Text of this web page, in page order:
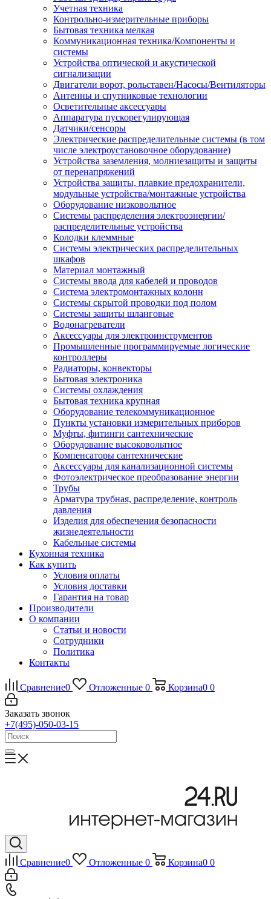
Учетная техника
Контрольно-измерительные приборы
Бытовая техника мелкая
Коммуникационная техника/Компоненты и
системы
Устройства оптической и акустической
сигнализации
Двигатели ворот, рольставен/Насосы/Вентиляторы
Антенны и спутниковые технологии
Осветительные аксессуары
Аппаратура пускорегулирующая
Датчики/сенсоры
Электрические распределительные системы (в том
числе электроустановочное оборудование)
Устройства заземления, молниезащиты и защиты
от перенапряжений
Устройства защиты, плавкие предохранители,
модульные устройства/монтажные устройства
Оборудование низковольтное
Системы распределения электроэнергии/
распределительные устройства
Колодки клеммные
Системы электрических распределительных
шкафов
Материал монтажный
Системы ввода для кабелей и проводов
Система электромонтажных колонн
Системы скрытой проводки под полом
Системы защиты шланговые
Водонагреватели
Аксессуары для электроинструментов
Промышленные программируемые логические
контроллеры
Радиаторы, конвекторы
Бытовая электроника
Системы охлаждения
Бытовая техника крупная
Оборудование телекоммуникационное
Пункты установки измерительных приборов
Муфты, фитинги сантехнические
Оборудование высоковольтное
Компенсаторы сантехнические
Аксессуары для канализационной системы
Фотоэлектрическое преобразование энергии
Трубы
Арматура трубная, распределение, контроль
давления
Изделия для обеспечения безопасности
жизнедеятельности
Кабельные системы
Кухонная техника
Как купить
Условия оплаты
Условия доставки
Гарантия на товар
Производители
О компании
Статьи и новости
Сотрудники
Политика
Контакты
Сравнение0 Отложенные 0 Корзина0 0
Заказать звонок
+7(495)-050-03-15
Сравнение0 Отложенные 0 Корзина0 0